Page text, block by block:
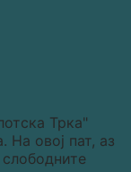
Трка"
На овој пат, аз